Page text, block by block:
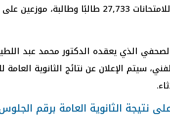
الذي يعقده الدكتور محمد عبد
سيتم الإعلان عن نتائج الثانوية العامة
نتيجة الثانوية العامة برقم